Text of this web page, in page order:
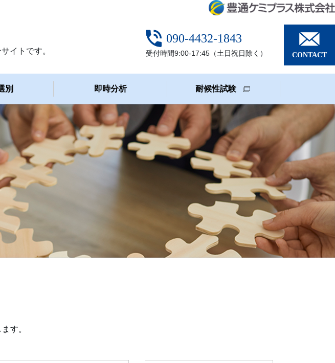
イトです。
090-4432-1843
受付時間9:00-17:45（土日祝日除く） CONTACT
別 即時分析 耐候性試験
す。